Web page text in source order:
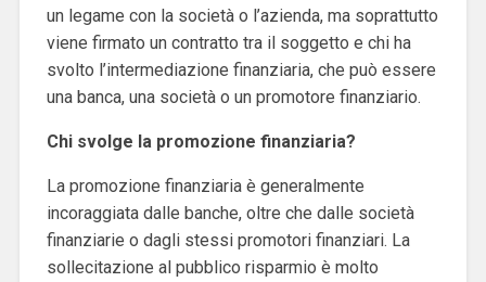
un legame con la società o l’azienda, ma soprattutto
viene firmato un contratto tra il soggetto e chi ha
svolto l’intermediazione finanziaria, che può essere
una banca, una società o un promotore finanziario.
Chi svolge la promozione finanziaria?
La promozione finanziaria è generalmente
incoraggiata dalle banche, oltre che dalle società
finanziarie o dagli stessi promotori finanziari. La
sollecitazione al pubblico risparmio è molto